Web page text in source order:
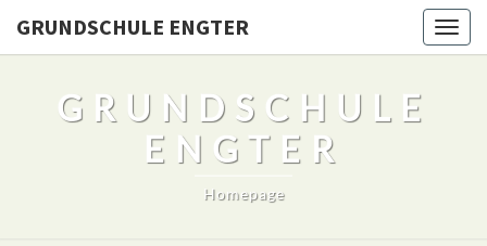
GRUNDSCHULE ENGTER
GRUNDSCHULE
ENGTER
Homepage